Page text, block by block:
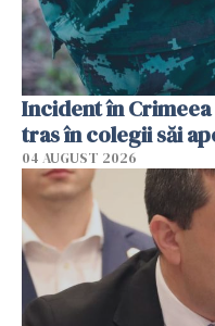
Incident în Crimeea
tras în colegii săi
04 AUGUST 2026